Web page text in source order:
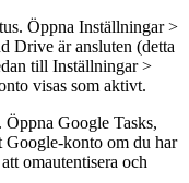
Öppna Inställningar >
Drive är ansluten (detta
till Inställningar >
visas som aktivt.
Öppna Google Tasks,
konto om du har
omautentisera och